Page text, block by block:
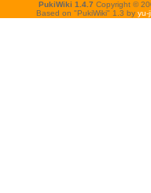
PukiWiki 1.4.7 Copyright ©
Based on "PukiWiki" 1.3 by yu-ji